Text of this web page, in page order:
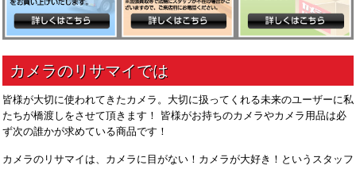
皆様が大切に使われてきたカメラ。大切に扱ってくれる未来のユーザーに私
たちが橋渡しをさせて頂きます！ 皆様がお持ちのカメラやカメラ用品は必
ず次の誰かが求めている商品です！
カメラのリサマイは、カメラに目がない！カメラが大好き！というスタッフ